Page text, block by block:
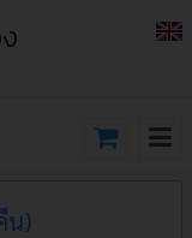
น)